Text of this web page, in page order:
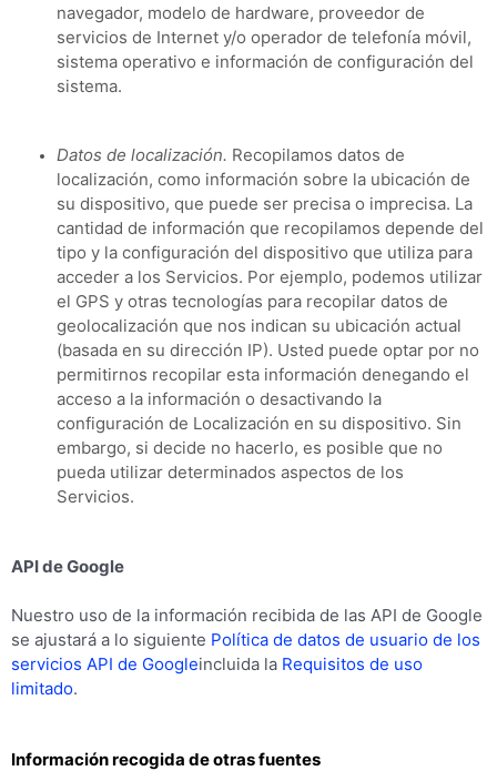
navegador, modelo de hardware, proveedor de
servicios de Internet y/o operador de telefonía móvil,
sistema operativo e información de configuración del
sistema.
Datos de localización. Recopilamos datos de
localización, como información sobre la ubicación de
su dispositivo, que puede ser precisa o imprecisa. La
cantidad de información que recopilamos depende del
tipo y la configuración del dispositivo que utiliza para
acceder a los Servicios. Por ejemplo, podemos utilizar
el GPS y otras tecnologías para recopilar datos de
geolocalización que nos indican su ubicación actual
(basada en su dirección IP). Usted puede optar por no
permitirnos recopilar esta información denegando el
acceso a la información o desactivando la
configuración de Localización en su dispositivo. Sin
embargo, si decide no hacerlo, es posible que no
pueda utilizar determinados aspectos de los
Servicios.
API de Google
Nuestro uso de la información recibida de las API de Google
se ajustará a lo siguiente Política de datos de usuario de los
servicios API de Googleincluida la Requisitos de uso
limitado.
Información recogida de otras fuentes